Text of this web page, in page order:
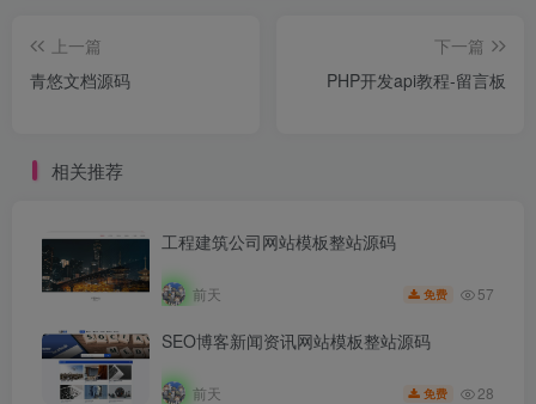
上一篇
青悠文档源码
下一篇
PHP开发api教程-留言板
相关推荐
工程建筑公司网站模板整站源码
前天 免费 57
SEO博客新闻资讯网站模板整站源码
前天 免费 28